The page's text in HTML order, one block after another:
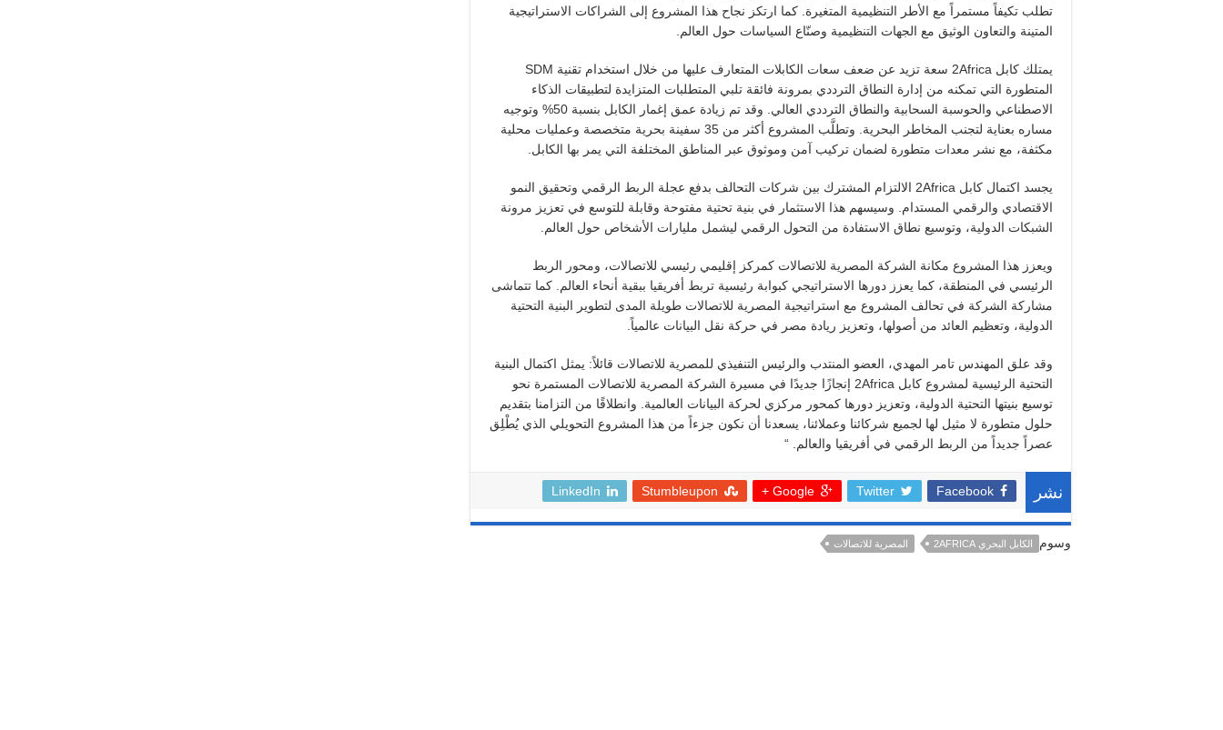
تطلب تكيفاً مستمراً مع الأطر التنظيمية المتغيرة. كما ارتكز نجاح هذا المشروع إلى الشراكات الاستراتيجية
المتينة والتعاون الوثيق مع الجهات التنظيمية وصنّاع السياسات حول العالم.
يمتلك كابل 2Africa سعة تزيد عن ضعف سعات الكابلات المتعارف عليها من خلال استخدام تقنية SDM
المتطورة التي تمكنه من إدارة النطاق الترددي بمرونة فائقة تلبي المتطلبات المتزايدة لتطبيقات الذكاء
الاصطناعي والحوسبة السحابية والنطاق الترددي العالي. وقد تم زيادة عمق إغمار الكابل بنسبة 50% وتوجيه
مساره بعناية لتجنب المخاطر البحرية. وتطلَّب المشروع أكثر من 35 سفينة بحرية متخصصة وعمليات محلية
مكثفة، مع نشر معدات متطورة لضمان تركيب آمن وموثوق عبر المناطق المختلفة التي يمر بها الكابل.
يجسد اكتمال كابل 2Africa الالتزام المشترك بين شركات التحالف بدفع عجلة الربط الرقمي وتحقيق النمو
الاقتصادي والرقمي المستدام. وسيسهم هذا الاستثمار في بنية تحتية مفتوحة وقابلة للتوسع في تعزيز مرونة
الشبكات الدولية، وتوسيع نطاق الاستفادة من التحول الرقمي ليشمل مليارات الأشخاص حول العالم.
ويعزز هذا المشروع مكانة الشركة المصرية للاتصالات كمركز إقليمي رئيسي للاتصالات، ومحور الربط
الرئيسي في المنطقة، كما يعزز دورها الاستراتيجي كبوابة رئيسية تربط أفريقيا ببقية أنحاء العالم. كما تتماشى
مشاركة الشركة في تحالف المشروع مع استراتيجية المصرية للاتصالات طويلة المدى لتطوير البنية التحتية
الدولية، وتعظيم العائد من أصولها، وتعزيز ريادة مصر في حركة نقل البيانات عالمياً.
وقد علق المهندس تامر المهدي، العضو المنتدب والرئيس التنفيذي للمصرية للاتصالات قائلاً: يمثل اكتمال البنية
التحتية الرئيسية لمشروع كابل 2Africa إنجازًا جديدًا في مسيرة الشركة المصرية للاتصالات المستمرة نحو
توسيع بنيتها التحتية الدولية، وتعزيز دورها كمحور مركزي لحركة البيانات العالمية. وانطلاقًا من التزامنا بتقديم
حلول متطورة لا مثيل لها لجميع شركائنا وعملائنا، يسعدنا أن نكون جزءاً من هذا المشروع التحويلي الذي يُطْلِق
عصراً جديداً من الربط الرقمي في أفريقيا والعالم. “
نشر Facebook
Twitter
Google +
Stumbleupon
LinkedIn
وسوم الكابل البحري 2AFRICA المصرية للاتصالات